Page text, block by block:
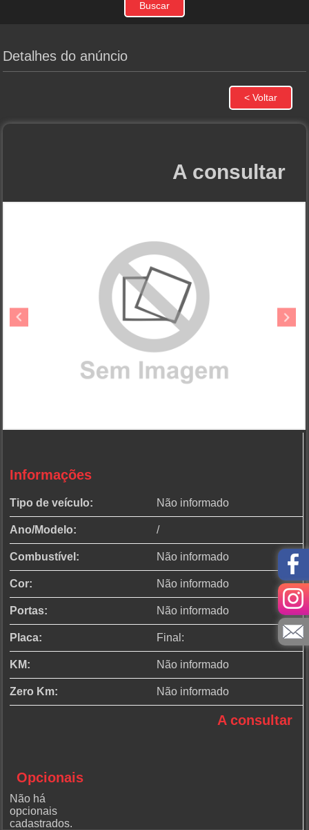
Detalhes do anúncio
A consultar
Informações
Tipo de veículo: Não informado
Ano/Modelo: /
Combustível: Não informado
Cor: Não informado
Portas: Não informado
Placa: Final:
KM: Não informado
Zero Km: Não informado
A consultar
Opcionais
Não há
opcionais
cadastrados.